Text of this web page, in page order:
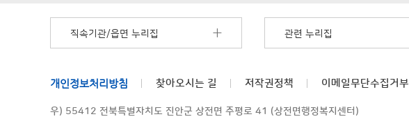
직속기관/읍면 누리집 관련 누리집
개인정보처리방침 찾아오시는 길 저작권정책 이메일무단수집거부
우) 55412 전북특별자치도 진안군 상전면 주평로 41 (상전면행정복지센터)